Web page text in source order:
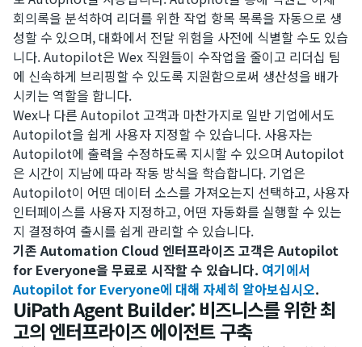
회의록을 분석하여 리더를 위한 작업 항목 목록을 자동으로 생
성할 수 있으며, 대화에서 전달 위험을 사전에 식별할 수도 있습
니다. Autopilot은 Wex 직원들이 수작업을 줄이고 리더십 팀
에 신속하게 브리핑할 수 있도록 지원함으로써 생산성을 배가
시키는 역할을 합니다.
Wex나 다른 Autopilot 고객과 마찬가지로 일반 기업에서도
Autopilot을 쉽게 사용자 지정할 수 있습니다. 사용자는
Autopilot에 출력을 수정하도록 지시할 수 있으며 Autopilot
은 시간이 지남에 따라 작동 방식을 학습합니다. 기업은
Autopilot이 어떤 데이터 소스를 가져오는지 선택하고, 사용자
인터페이스를 사용자 지정하고, 어떤 자동화를 실행할 수 있는
지 결정하여 출시를 쉽게 관리할 수 있습니다.
기존 Automation Cloud 엔터프라이즈 고객은 Autopilot
for Everyone을 무료로 시작할 수 있습니다. 여기에서
Autopilot for Everyone에 대해 자세히 알아보십시오.
UiPath Agent Builder: 비즈니스를 위한 최
고의 엔터프라이즈 에이전트 구축